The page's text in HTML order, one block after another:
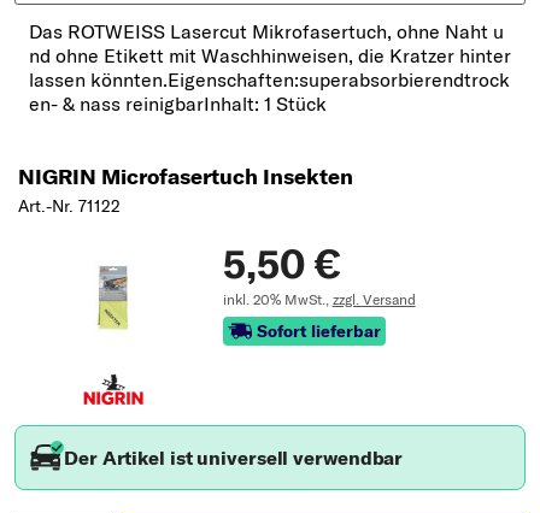
Das ROTWEISS Lasercut Mikrofasertuch, ohne Naht u
nd ohne Etikett mit Waschhinweisen, die Kratzer hinter
lassen könnten.Eigenschaften:superabsorbierendtrock
en- & nass reinigbarInhalt: 1 Stück
NIGRIN Microfasertuch Insekten
Art.-Nr. 71122
5,50 €
inkl. 20% MwSt., zzgl. Versand
Sofort lieferbar
Der Artikel ist universell verwendbar